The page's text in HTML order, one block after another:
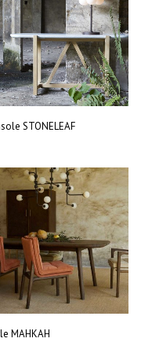
STONELEAF
MAHKAH